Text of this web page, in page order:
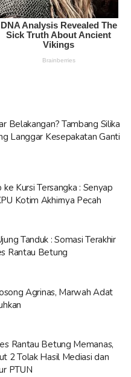
Belakangan? Tambang Silika
Langgar Kesepakatan Ganti
ke Kursi Tersangka : Senyap
Kotim Akhirnya Pecah
Tanduk : Somasi Terakhir
Rantau Betung
Agrinas, Marwah Adat
Rantau Betung Memanas,
2 Tolak Hasil Mediasi dan
PTUN